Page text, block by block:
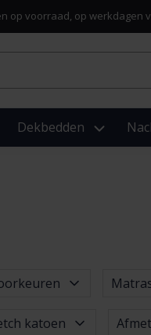
op voorraad, op werkdagen
Dekbedden
katoen